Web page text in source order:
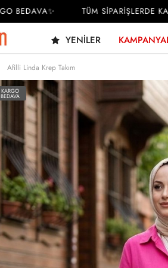
TÜM SİPARİŞLERDE
YENILER
Afilli Linda Krep Takım
KARGO
BEDAVA